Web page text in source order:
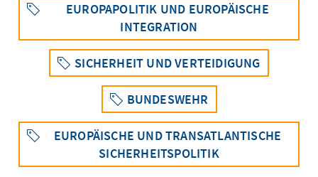
EUROPAPOLITIK UND EUROPÄISCHE
INTEGRATION
SICHERHEIT UND VERTEIDIGUNG
BUNDESWEHR
EUROPÄISCHE UND TRANSATLANTISCHE
SICHERHEITSPOLITIK